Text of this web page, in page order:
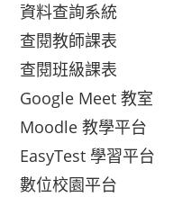
資料查詢系統
查閱教師課表
查閱班級課表
Google Meet 教室
Moodle 教學平台
EasyTest 學習平台
數位校園平台